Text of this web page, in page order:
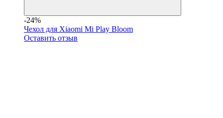
-24%
Чехол для Xiaomi Mi Play Bloom
Оставить отзыв